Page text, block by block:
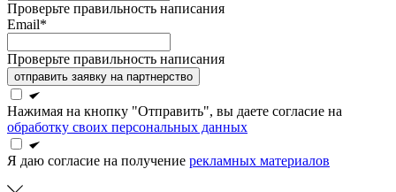
Проверьте правильность написания
Email*
Проверьте правильность написания
отправить заявку на партнерство
Нажимая на кнопку "Отправить", вы даете согласие на
обработку своих персональных данных
Я даю согласие на получение рекламных материалов